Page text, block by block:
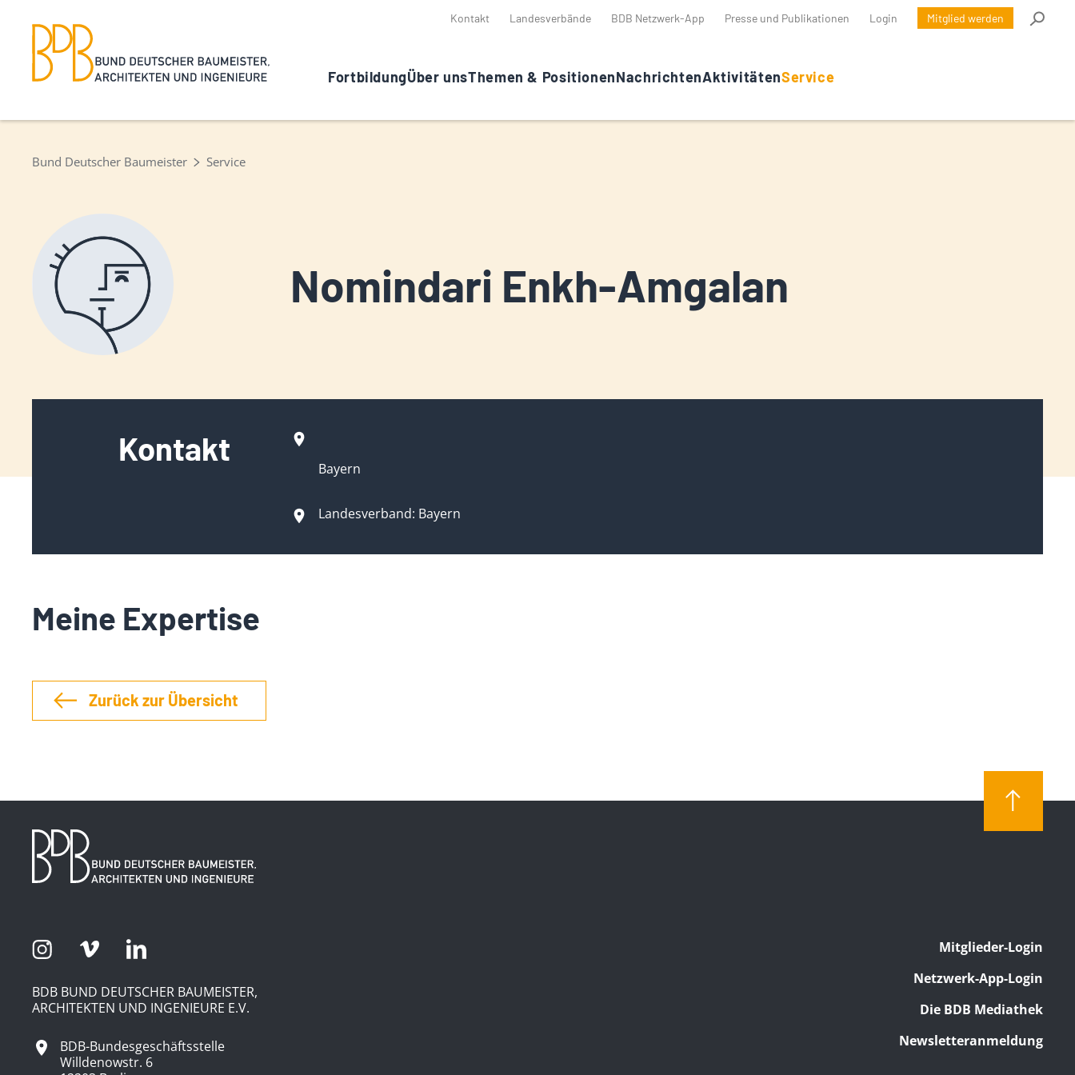
Kontakt Landesverbände BDB Netzwerk-App Presse und Publikationen Login Mitglied werden
FortbildungÜber unsThemen & PositionenNachrichtenAktivitätenService
Bund Deutscher Baumeister Service
Nomindari Enkh-Amgalan
Kontakt
Bayern
Landesverband: Bayern
Meine Expertise
Zurück zur Übersicht
BDB BUND DEUTSCHER BAUMEISTER,
ARCHITEKTEN UND INGENIEURE E.V.
BDB-Bundesgeschäftsstelle
Willdenowstr. 6
Mitglieder-Login
Netzwerk-App-Login
Die BDB Mediathek
Newsletteranmeldung